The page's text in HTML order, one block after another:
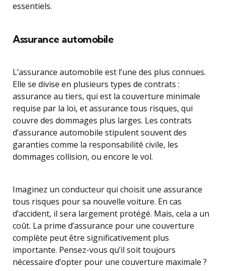
essentiels.
Assurance automobile
L’assurance automobile est l’une des plus connues.
Elle se divise en plusieurs types de contrats :
assurance au tiers, qui est la couverture minimale
requise par la loi, et assurance tous risques, qui
couvre des dommages plus larges. Les contrats
d’assurance automobile stipulent souvent des
garanties comme la responsabilité civile, les
dommages collision, ou encore le vol.
Imaginez un conducteur qui choisit une assurance
tous risques pour sa nouvelle voiture. En cas
d’accident, il sera largement protégé. Mais, cela a un
coût. La prime d’assurance pour une couverture
complète peut être significativement plus
importante. Pensez-vous qu’il soit toujours
nécessaire d’opter pour une couverture maximale ?